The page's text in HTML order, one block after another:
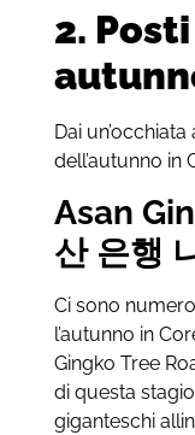
2.
Dai
dell’autunno in
Asan
산 은행
Ci sono
l’autunno in
Gingko Tree
di questa
giganteschi